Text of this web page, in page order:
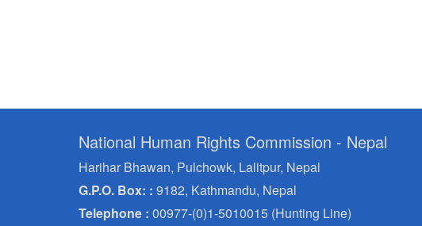
National Human Rights Commission - Nepal
Harihar Bhawan, Pulchowk, Lalitpur, Nepal
G.P.O. Box: : 9182, Kathmandu, Nepal
Telephone : 00977-(0)1-5010015 (Hunting Line)